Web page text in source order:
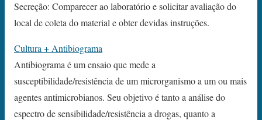
Secreção: Comparecer ao laboratório e solicitar avaliação do
local de coleta do material e obter devidas instruções.
Cultura + Antibiograma
Antibiograma é um ensaio que mede a
susceptibilidade/resistência de um microrganismo a um ou mais
agentes antimicrobianos. Seu objetivo é tanto a análise do
espectro de sensibilidade/resistência a drogas, quanto a